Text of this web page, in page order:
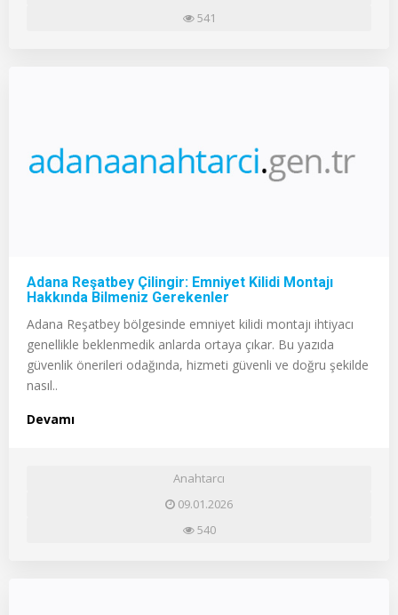
541
Adana Reşatbey Çilingir: Emniyet Kilidi Montajı
Hakkında Bilmeniz Gerekenler
Adana Reşatbey bölgesinde emniyet kilidi montajı ihtiyacı
genellikle beklenmedik anlarda ortaya çıkar. Bu yazıda
güvenlik önerileri odağında, hizmeti güvenli ve doğru şekilde
nasıl..
Devamı
Anahtarcı
09.01.2026
540